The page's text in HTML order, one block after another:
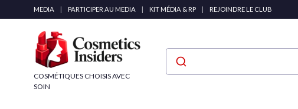
MEDIA | PARTICIPER AU MEDIA | KIT MÉDIA & RP | REJOINDRE LE CLUB
COSMÉTIQUES CHOISIS AVEC
SOIN
Panneau de gestion des cookies